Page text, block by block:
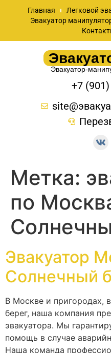
Главная Легковой
Эвакуатор
Эвакуатор-
+7
Метка:
по
Эвакуатор
Солнечный
В Москве и пригородах,
берег, наша компания
эвакуатора. Мы
помощь в случае
Наша команда